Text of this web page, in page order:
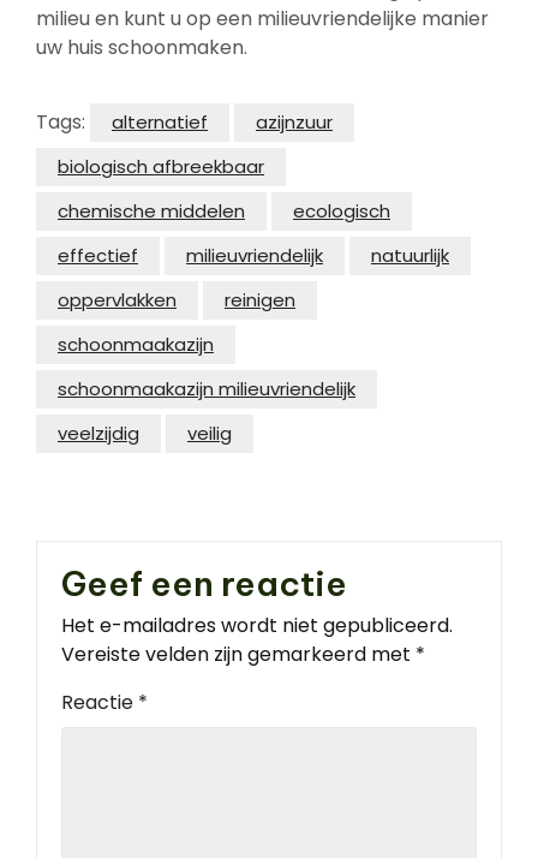
milieu en kunt u op een milieuvriendelijke manier
uw huis schoonmaken.
Tags: alternatief
azijnzuur
biologisch afbreekbaar
chemische middelen
ecologisch
effectief
milieuvriendelijk
natuurlijk
oppervlakken
reinigen
schoonmaakazijn
schoonmaakazijn milieuvriendelijk
veelzijdig
veilig
Geef een reactie
Het e-mailadres wordt niet gepubliceerd.
Vereiste velden zijn gemarkeerd met *
Reactie *